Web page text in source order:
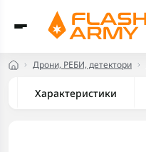
Дрони, РЕБИ, детектори
Характеристики